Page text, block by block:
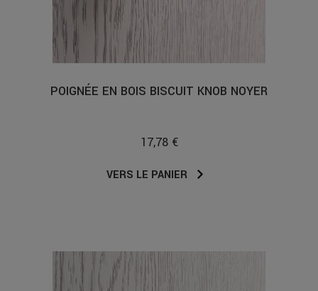
POIGNÉE EN BOIS BISCUIT KNOB NOYER
17,78 €
VERS LE PANIER